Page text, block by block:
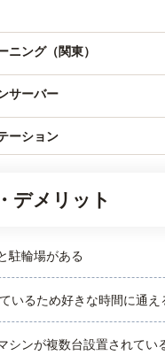
ニング（関東）
サーバー
ーション
デメリット
駐輪場がある
いるため好きな時間に通え
シンが複数台設置されてい